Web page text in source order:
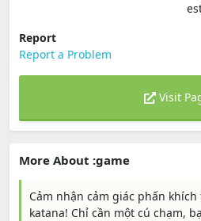
Report
Report a Problem
Visit
More About :game
Cảm nhận cảm giác phấn
katana! Chỉ cần một cú chạm,